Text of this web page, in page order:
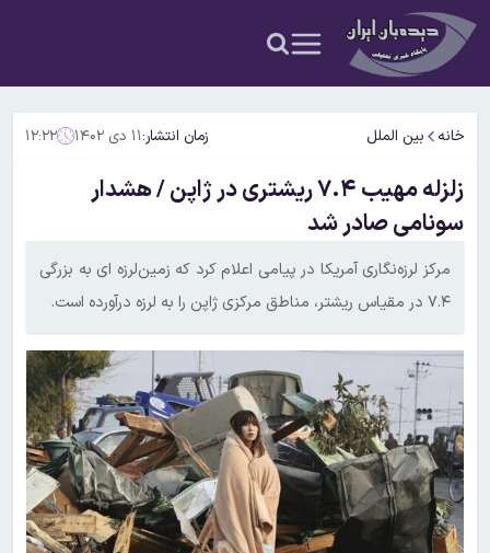
خانه بین الملل زمان انتشار:۱۱ دی ۱۴۰۲ ۱۲:۲۲
زلزله مهیب ۷.۴ ریشتری در ژاپن / هشدار
سونامی صادر شد
مرکز لرزه‌نگاری آمریکا در پیامی اعلام کرد که زمین‌لرزه ‌ای به بزرگی
۷.۴ در مقیاس ریشتر، مناطق مرکزی ژاپن را به لرزه درآورده است.